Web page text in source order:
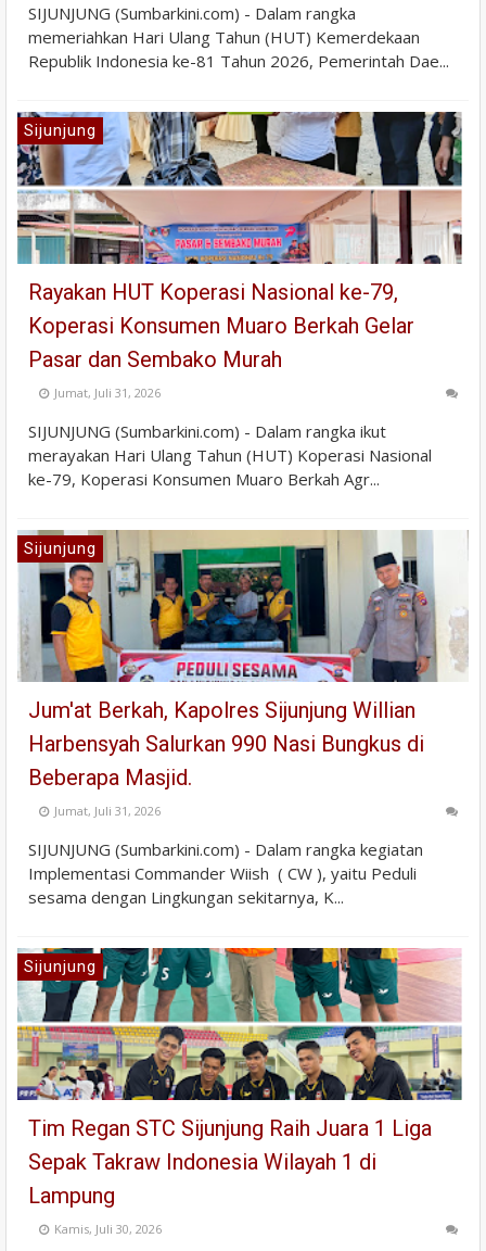
SIJUNJUNG (Sumbarkini.com) - Dalam rangka
memeriahkan Hari Ulang Tahun (HUT) Kemerdekaan
Republik Indonesia ke-81 Tahun 2026, Pemerintah Dae...
Sijunjung
Rayakan HUT Koperasi Nasional ke-79,
Koperasi Konsumen Muaro Berkah Gelar
Pasar dan Sembako Murah
Jumat, Juli 31, 2026
SIJUNJUNG (Sumbarkini.com) - Dalam rangka ikut
merayakan Hari Ulang Tahun (HUT) Koperasi Nasional
ke-79, Koperasi Konsumen Muaro Berkah Agr...
Sijunjung
Jum'at Berkah, Kapolres Sijunjung Willian
Harbensyah Salurkan 990 Nasi Bungkus di
Beberapa Masjid.
Jumat, Juli 31, 2026
SIJUNJUNG (Sumbarkini.com) - Dalam rangka kegiatan
Implementasi Commander Wiish ( CW ), yaitu Peduli
sesama dengan Lingkungan sekitarnya, K...
Sijunjung
Tim Regan STC Sijunjung Raih Juara 1 Liga
Sepak Takraw Indonesia Wilayah 1 di
Lampung
Kamis, Juli 30, 2026